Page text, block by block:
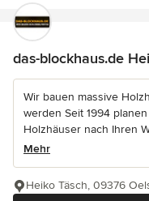
das-blockhaus.de
Wir bauen massive
werden Seit 1994
Holzhäuser nach Ihren
Mehr
Heiko Täsch, 09376